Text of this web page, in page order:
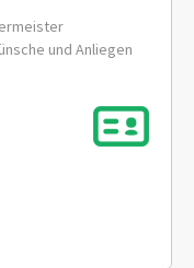
und Anliegen